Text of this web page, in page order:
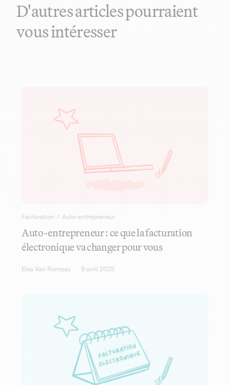
D'autres articles pourraient
vous intéresser
Facturation / Auto-entrepreneur
Auto-entrepreneur : ce que la facturation
électronique va changer pour vous
Elsa Van Rompay 9 avril 2025